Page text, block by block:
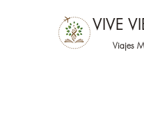
VIVE
Viajes